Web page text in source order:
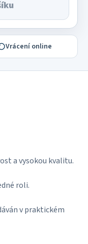
Vrácení online
a vysokou kvalitu.
roli.
v praktickém